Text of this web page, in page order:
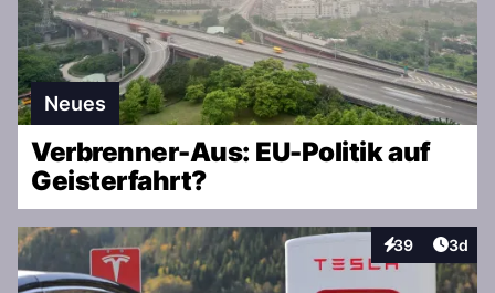
Neues
Verbrenner-Aus: EU-Politik auf
Geisterfahrt?
39
Interaktionen
3d